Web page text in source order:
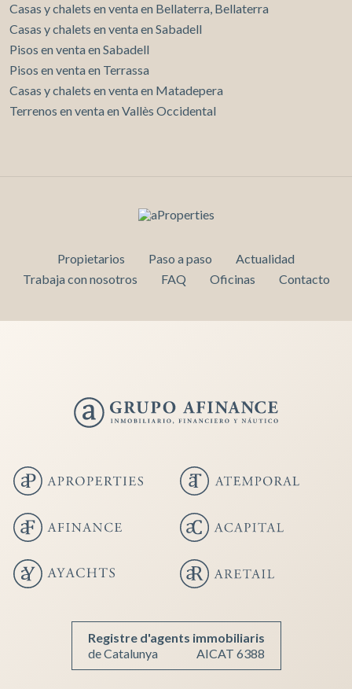
Casas y chalets en venta en Bellaterra, Bellaterra
Casas y chalets en venta en Sabadell
Pisos en venta en Sabadell
Pisos en venta en Terrassa
Casas y chalets en venta en Matadepera
Terrenos en venta en Vallès Occidental
Propietarios Paso a paso
Actualidad
Trabaja con nosotros
FAQ Oficinas Contacto
Registre d'agents immobiliaris
de Catalunya
AICAT 6388
Guardar configuración Aceptar todas